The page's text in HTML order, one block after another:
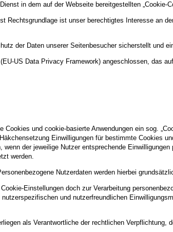
in dem auf der Webseite bereitgestellten „Cookie-
Rechtsgrundlage ist unser berechtigtes Interesse an
der Daten unserer Seitenbesucher sicherstellt und
US Data Privacy Framework) angeschlossen, das
und cookie-basierte Anwendungen ein sog.
Einwilligungen für bestimmte Cookies
der jeweilige Nutzer entsprechende
werden.
Nutzerdaten werden hierbei
Einstellungen doch zur Verarbeitung
und nutzerfreundlichen
als Verantwortliche der rechtlichen